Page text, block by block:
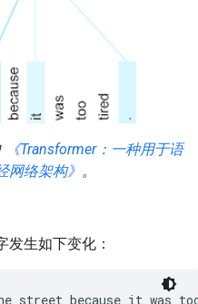
《Transformer：一种用于语
网络架构》 。
发生如下变化：